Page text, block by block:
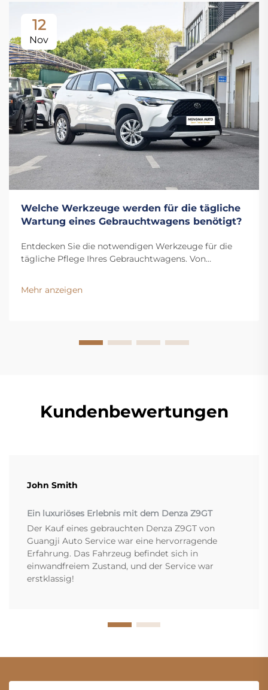
12
Nov
Welche Werkzeuge werden für die tägliche
Wartung eines Gebrauchtwagens benötigt?
Entdecken Sie die notwendigen Werkzeuge für die
tägliche Pflege Ihres Gebrauchtwagens. Von
Flüssigkeitspflege – halten Sie Ihr Fahrzeug
reibungslos im Betrieb. Holen Sie sich jetzt die
Mehr anzeigen
Kundenbewertungen
John Smith
Ein luxuriöses Erlebnis mit dem Denza Z9GT
Der Kauf eines gebrauchten Denza Z9GT von
Guangji Auto Service war eine hervorragende
Erfahrung. Das Fahrzeug befindet sich in
einwandfreiem Zustand, und der Service war
erstklassig!